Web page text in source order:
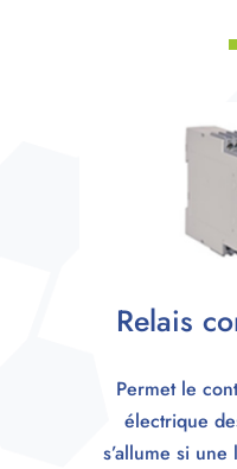
Relais
Permet le
électrique
s’allume si